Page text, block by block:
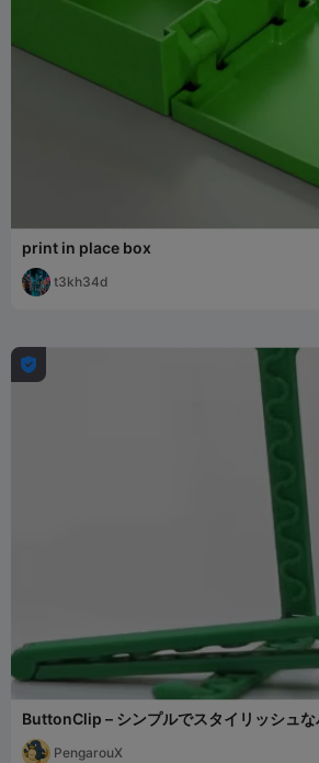
print in place box
t3kh34d

ButtonClip – シンプルでスタイリッシュな
成型
PengarouX